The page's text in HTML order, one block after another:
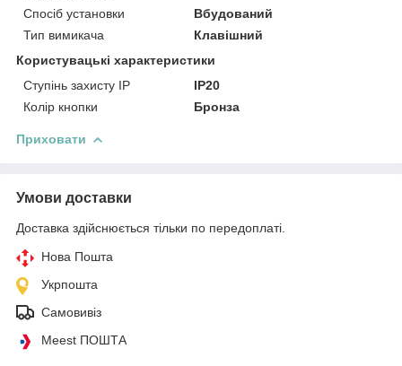
Спосіб установки
Вбудований
Тип вимикача
Клавішний
Користувацькі характеристики
Ступінь захисту IP
IP20
Колір кнопки
Бронза
Приховати
Умови доставки
Доставка здійснюється тільки по передоплаті.
Нова Пошта
Укрпошта
Самовивіз
Meest ПОШТА